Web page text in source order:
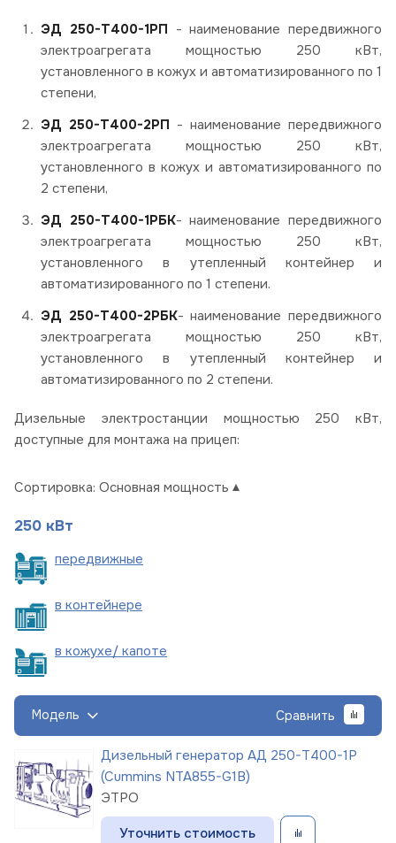
ЭД 250-Т400-1РП - наименование передвижного
электроагрегата мощностью 250 кВт,
установленного в кожух и автоматизированного по 1
степени,
ЭД 250-Т400-2РП - наименование передвижного
электроагрегата мощностью 250 кВт,
установленного в кожух и автоматизированного по
2 степени,
ЭД 250-Т400-1РБК- наименование передвижного
электроагрегата мощностью 250 кВт,
установленного в утепленный контейнер и
автоматизированного по 1 степени.
ЭД 250-Т400-2РБК- наименование передвижного
электроагрегата мощностью 250 кВт,
установленного в утепленный контейнер и
автоматизированного по 2 степени.
Дизельные электростанции мощностью 250 кВт,
доступные для монтажа на прицеп:
Сортировка: Основная мощность
250 кВт
передвижные
в контейнере
в кожухе/ капоте
Модель Сравнить
Дизельный генератор АД 250-Т400-1Р
(Cummins NTA855-G1B)
ЭТРО
Уточнить стоимость